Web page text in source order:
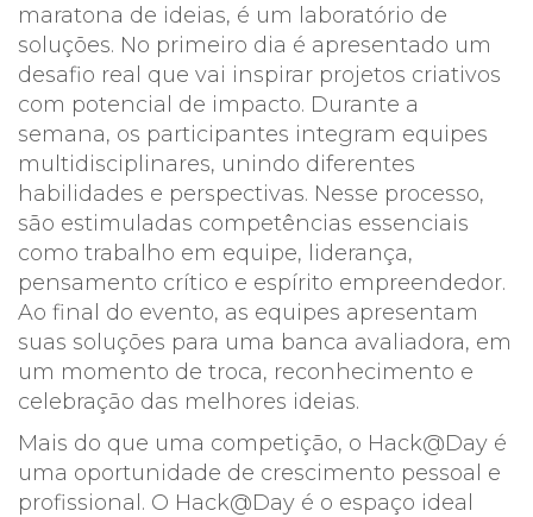
maratona de ideias, é um laboratório de
soluções. No primeiro dia é apresentado um
desafio real que vai inspirar projetos criativos
com potencial de impacto. Durante a
semana, os participantes integram equipes
multidisciplinares, unindo diferentes
habilidades e perspectivas. Nesse processo,
são estimuladas competências essenciais
como trabalho em equipe, liderança,
pensamento crítico e espírito empreendedor.
Ao final do evento, as equipes apresentam
suas soluções para uma banca avaliadora, em
um momento de troca, reconhecimento e
celebração das melhores ideias.
Mais do que uma competição, o Hack@Day é
uma oportunidade de crescimento pessoal e
profissional. O Hack@Day é o espaço ideal